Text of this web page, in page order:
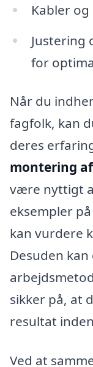
Kabler
Justering
for
Når du
fagfolk, kan
deres
montering
være nyttigt
eksempler
kan vurdere
Desuden
sikker på, at
resultat
Ved at